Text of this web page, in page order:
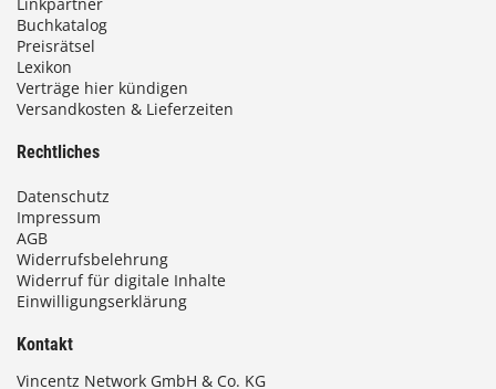
€
Buchkatalog
Preisrätsel
Lexikon
Verträge hier kündigen
Versandkosten & Lieferzeiten
Rechtliches
Datenschutz
Impressum
AGB
Widerrufsbelehrung
Widerruf für digitale Inhalte
Einwilligungserklärung
Kontakt
Vincentz Network GmbH & Co. KG